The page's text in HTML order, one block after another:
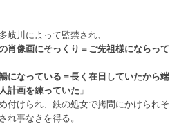
川によって監禁され、
肖像画にそっくり＝ご先祖様にならって
になっている＝長く在日していたから端
計画を練っていた 」
付けられ、鉄の処女で拷問にかけられそ
れ事なきを得る。